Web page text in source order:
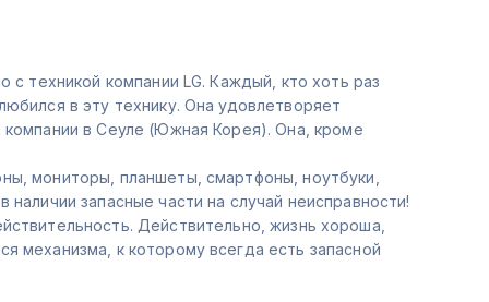
с техникой компании LG. Каждый, кто хоть раз
в эту технику. Она удовлетворяет
компании в Сеуле (Южная Корея). Она, кроме
мониторы, планшеты, смартфоны, ноутбуки,
запасные части на случай неисправности!
Действительно, жизнь хороша,
механизма, к которому всегда есть запасной